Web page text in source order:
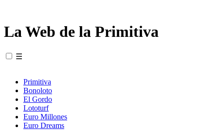
La Web de la Primitiva
☰
Primitiva
Bonoloto
El Gordo
Lototurf
Euro Millones
Euro Dreams